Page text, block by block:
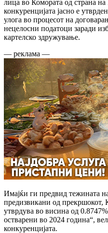
лица во Комората од страна на
конкуренцијата јасно е
улога во процесот на
нецелосни податоци заради
картелско здружување.
— реклама —
Имајќи ги предвид тежината
предизвикани од прекршокот,
утврдува во висина од
остварени во 2024 година“,
конкуренцијата.